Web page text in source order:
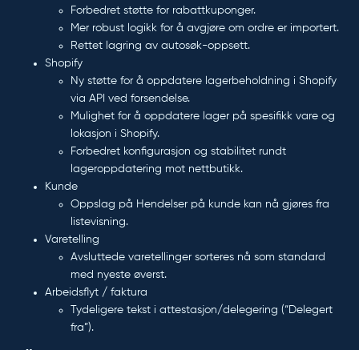
Forbedret støtte for rabattkuponger.
Mer robust logikk for å avgjøre om ordre er importert.
Rettet lagring av autosøk-oppsett.
Shopify
Ny støtte for å oppdatere lagerbeholdning i Shopify
via API ved forsendelse.
Mulighet for å oppdatere lager på spesifikk vare og
lokasjon i Shopify.
Forbedret konfigurasjon og stabilitet rundt
lageroppdatering mot nettbutikk.
Kunde
Oppslag på Hendelser på kunde kan nå gjøres fra
listevisning.
Varetelling
Avsluttede varetellinger sorteres nå som standard
med nyeste øverst.
Arbeidsflyt / faktura
Tydeligere tekst i attestasjon/delegering (“Delegert
fra”).